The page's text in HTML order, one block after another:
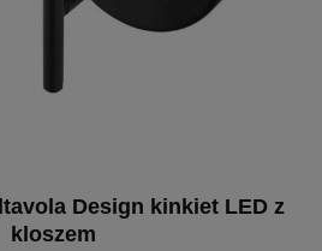
Design kinkiet LED z
kloszem